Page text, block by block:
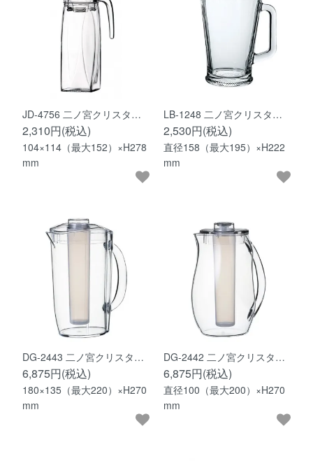
JD-4756 二ノ宮クリスタ…
2,310円(税込)
104×114（最大152）×H278
mm
LB-1248 二ノ宮クリスタ…
2,530円(税込)
直径158（最大195）×H222
mm
DG-2443 二ノ宮クリスタ…
6,875円(税込)
180×135（最大220）×H270
mm
DG-2442 二ノ宮クリスタ…
6,875円(税込)
直径100（最大200）×H270
mm